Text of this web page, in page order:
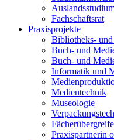
Fachschaftsrat
Praxisprojekte
Bibliotheks-
Buch- und
Buch- und
Informatik und
Medientechnik
Museologie
Praxispartnerin